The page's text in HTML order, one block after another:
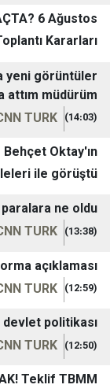
SAAT
MGK
(14:09)
şuraya
CNN
Mumcu ve
aileleri
(13:42)
O
CNN
forma
CNN
Türkiye bir
CNN
YENİ HAK!